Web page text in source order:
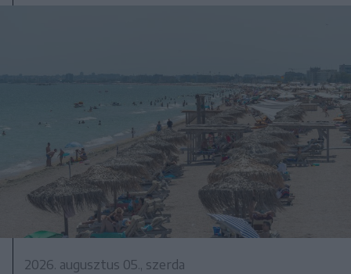
2026. augusztus 05., szerda